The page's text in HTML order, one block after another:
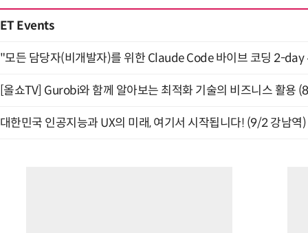
ET Events
"모든 담당자(비개발자)를 위한 Claude Code 바이브 코딩 2-
[올쇼TV] Gurobi와 함께 알아보는 최적화 기술의 비즈니스 활용
대한민국 인공지능과 UX의 미래, 여기서 시작됩니다! (9/2 강남역)